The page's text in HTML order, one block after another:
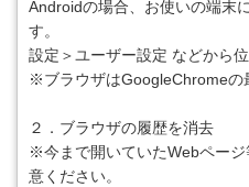
Androidの場合、お使いの端末
す。
設定＞ユーザー設定 などから
※ブラウザはGoogleChromeの
２．ブラウザの履歴を消去
※今まで開いていたWebペー
意ください。